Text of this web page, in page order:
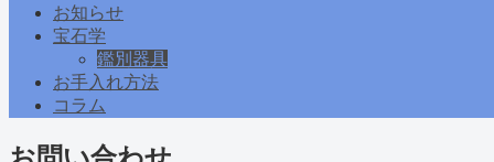
お知らせ
宝石学
鑑別器具
お手入れ方法
コラム